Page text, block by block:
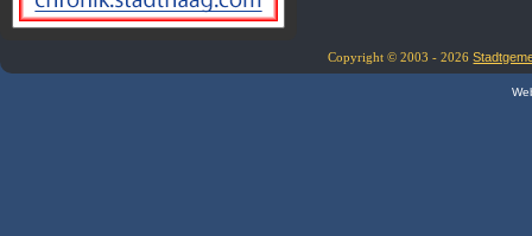
Copyright © 2003 - 2026